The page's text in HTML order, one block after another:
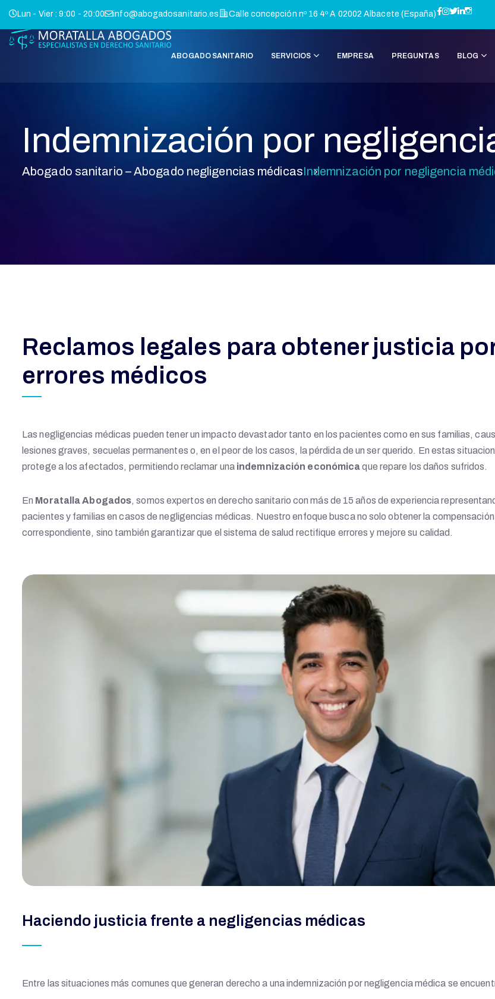
Lun - Vier : 9:00 - 20:00 info@abogadosanitario.es Calle concepción nº 16 4º A 02002 Albacete (España)
ABOGADO SANITARIO SERVICIOS EMPRESA PREGUNTAS BLOG
Indemnización por
Abogado sanitario – Abogado negligencias médicasIndemnización por negligencia
Reclamos legales para obtener justicia
errores médicos
Las negligencias médicas pueden tener un impacto devastador tanto en los pacientes como en sus familias,
lesiones graves, secuelas permanentes o, en el peor de los casos, la pérdida de un ser querido. En estas
protege a los afectados, permitiendo reclamar una indemnización económicaque repare los daños sufridos.
En Moratalla Abogados, somos expertos en derecho sanitario con más de 15 años de experiencia
pacientes y familias en casos de negligencias médicas. Nuestro enfoque busca no solo obtener la
correspondiente, sino también garantizar que el sistema de salud rectifique errores y mejore su calidad.
Haciendo justicia frente a negligencias médicas
Entre las situaciones más comunes que generan derecho a una indemnización por negligencia médica se